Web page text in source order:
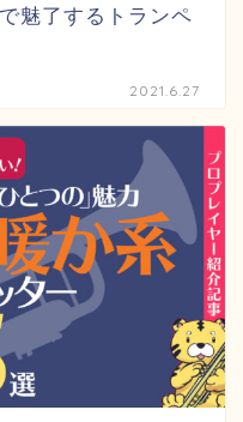
魅了するトランペ
2021.6.27